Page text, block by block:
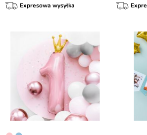
Expresowa wysyłka